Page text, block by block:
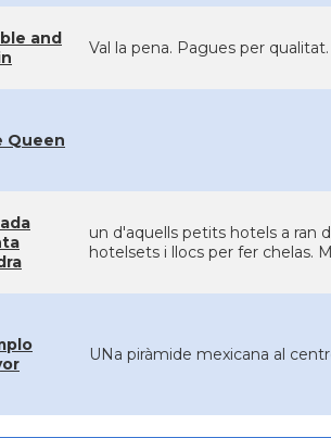
and
Val la pena. Pagues per qualitat.
Queen
un d'aquells petits hotels a ran
hotelsets i llocs per fer chelas.
UNa piràmide mexicana al